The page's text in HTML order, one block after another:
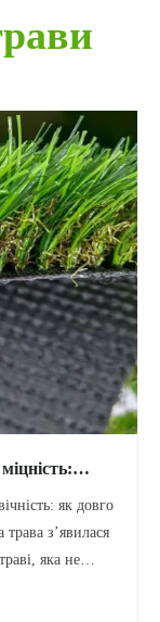
покриття
як довго
з’явилася
яка не